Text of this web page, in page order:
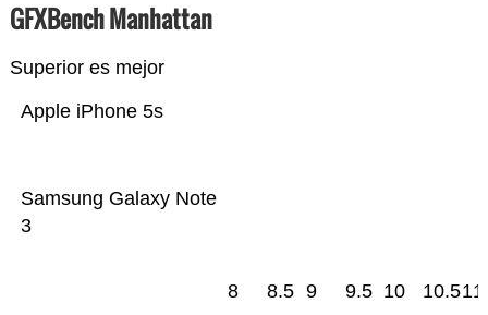
GFXBench Manhattan
Superior es mejor
Samsung Galaxy Note
3
Apple iPhone 5s
8 8.5 9 9.5 10 10.511